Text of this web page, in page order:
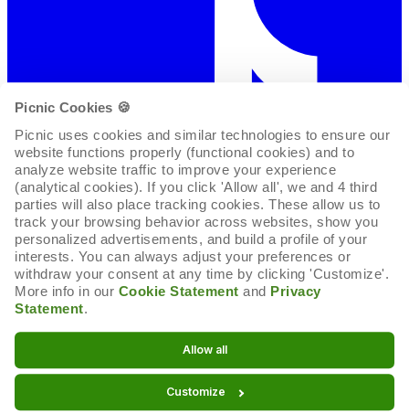
Picnic Cookies 🍪
Picnic uses cookies and similar technologies to ensure our
website functions properly (functional cookies) and to
analyze website traffic to improve your experience
(analytical cookies). If you click 'Allow all', we and 4 third
parties will also place tracking cookies. These allow us to
track your browsing behavior across websites, show you
personalized advertisements, and build a profile of your
interests. You can always adjust your preferences or
withdraw your consent at any time by clicking 'Customize'.
More info in our Cookie Statement and Privacy
Statement.
Allow all
Customize